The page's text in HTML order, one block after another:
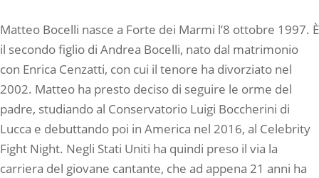
Matteo Bocelli nasce a Forte dei Marmi l’8 ottobre 1997. È
il secondo figlio di Andrea Bocelli, nato dal matrimonio
con Enrica Cenzatti, con cui il tenore ha divorziato nel
2002. Matteo ha presto deciso di seguire le orme del
padre, studiando al Conservatorio Luigi Boccherini di
Lucca e debuttando poi in America nel 2016, al Celebrity
Fight Night. Negli Stati Uniti ha quindi preso il via la
carriera del giovane cantante, che ad appena 21 anni ha